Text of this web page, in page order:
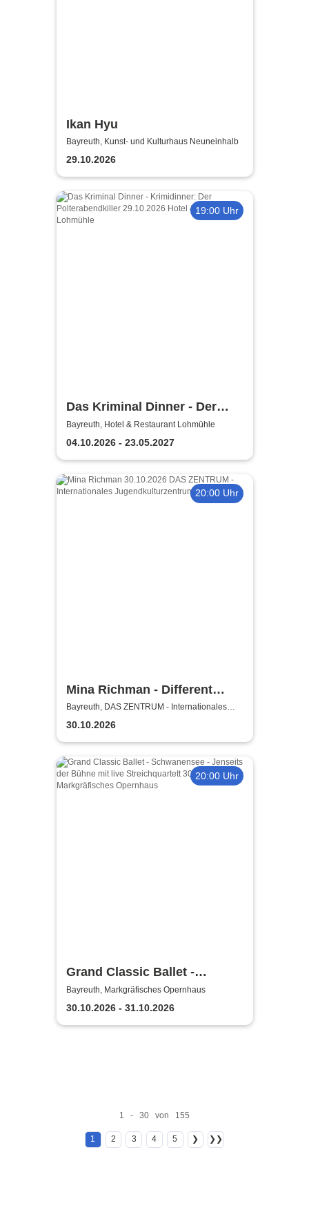
Ikan Hyu
Bayreuth, Kunst- und Kulturhaus Neuneinhalb
29.10.2026
19:00 Uhr
Das Kriminal Dinner - Der
Polterabendkiller
Bayreuth, Hotel & Restaurant Lohmühle
04.10.2026 - 23.05.2027
20:00 Uhr
Mina Richman - Different
Flavours Of Being Happy
Tour
Bayreuth, DAS ZENTRUM - Internationales
Jugendkulturzentrum Bayreuth
30.10.2026
20:00 Uhr
Grand Classic Ballet -
Schwanensee - Jenseits der
Bühne mit live Streichquartett
Bayreuth, Markgräfisches Opernhaus
30.10.2026 - 31.10.2026
1 - 30 von 155
1 2 3 4 5 ❯ ❯❯